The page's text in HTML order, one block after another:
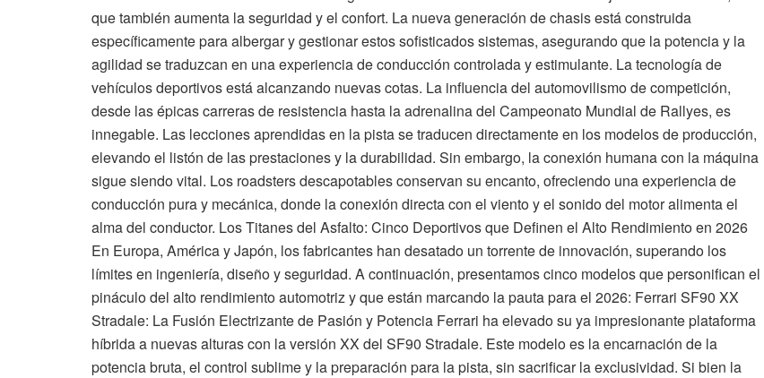
que también aumenta la seguridad y el confort. La nueva generación de chasis está construida
específicamente para albergar y gestionar estos sofisticados sistemas, asegurando que la potencia y la
agilidad se traduzcan en una experiencia de conducción controlada y estimulante. La tecnología de
vehículos deportivos está alcanzando nuevas cotas. La influencia del automovilismo de competición,
desde las épicas carreras de resistencia hasta la adrenalina del Campeonato Mundial de Rallyes, es
innegable. Las lecciones aprendidas en la pista se traducen directamente en los modelos de producción,
elevando el listón de las prestaciones y la durabilidad. Sin embargo, la conexión humana con la máquina
sigue siendo vital. Los roadsters descapotables conservan su encanto, ofreciendo una experiencia de
conducción pura y mecánica, donde la conexión directa con el viento y el sonido del motor alimenta el
alma del conductor. Los Titanes del Asfalto: Cinco Deportivos que Definen el Alto Rendimiento en 2026
En Europa, América y Japón, los fabricantes han desatado un torrente de innovación, superando los
límites en ingeniería, diseño y seguridad. A continuación, presentamos cinco modelos que personifican el
pináculo del alto rendimiento automotriz y que están marcando la pauta para el 2026: Ferrari SF90 XX
Stradale: La Fusión Electrizante de Pasión y Potencia Ferrari ha elevado su ya impresionante plataforma
híbrida a nuevas alturas con la versión XX del SF90 Stradale. Este modelo es la encarnación de la
potencia bruta, el control sublime y la preparación para la pista, sin sacrificar la exclusividad. Si bien la